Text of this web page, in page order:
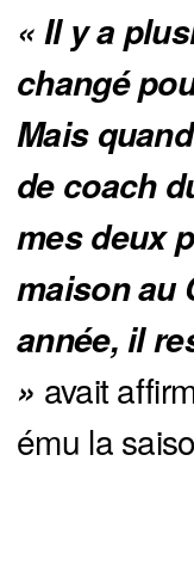
« Il y a
changé
Mais
de coach
mes deux
maison au
année, il
» avait
ému la